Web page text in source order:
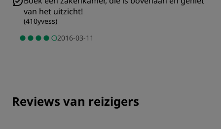
van het uitzicht!
(410yvess)
2016-03-11
Reviews van reizigers